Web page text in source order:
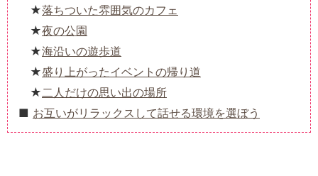
落ちついた雰囲気のカフェ
夜の公園
海沿いの遊歩道
盛り上がったイベントの帰り道
二人だけの思い出の場所
お互いがリラックスして話せる環境を選ぼう